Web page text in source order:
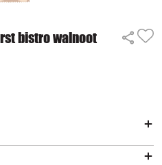
bistro walnoot